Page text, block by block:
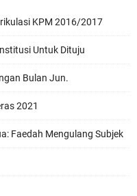
KPM 2016/2017
Untuk Dituju
Bulan Jun.
2021
Faedah Mengulang Subjek